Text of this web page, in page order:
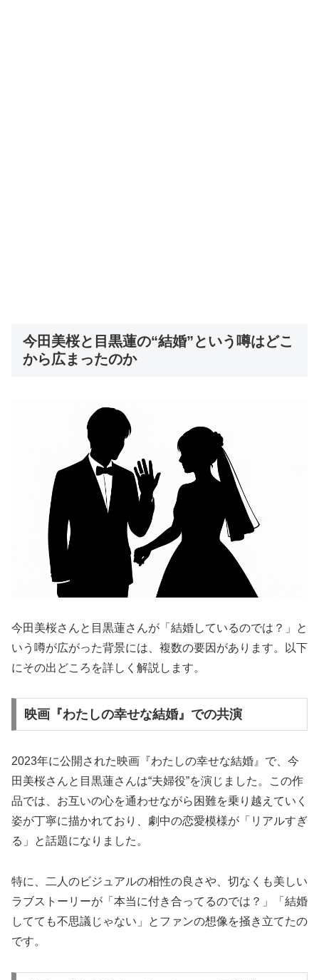
今田美桜と目黒蓮の“結婚”という噂はどこ
から広まったのか
今田美桜さんと目黒蓮さんが「結婚しているのでは？」と
いう噂が広がった背景には、複数の要因があります。以下
にその出どころを詳しく解説します。
映画『わたしの幸せな結婚』での共演
2023年に公開された映画『わたしの幸せな結婚』で、今
田美桜さんと目黒蓮さんは“夫婦役”を演じました。この作
品では、お互いの心を通わせながら困難を乗り越えていく
姿が丁寧に描かれており、劇中の恋愛模様が「リアルすぎ
る」と話題になりました。
特に、二人のビジュアルの相性の良さや、切なくも美しい
ラブストーリーが「本当に付き合ってるのでは？」「結婚
してても不思議じゃない」とファンの想像を掻き立てたの
です。